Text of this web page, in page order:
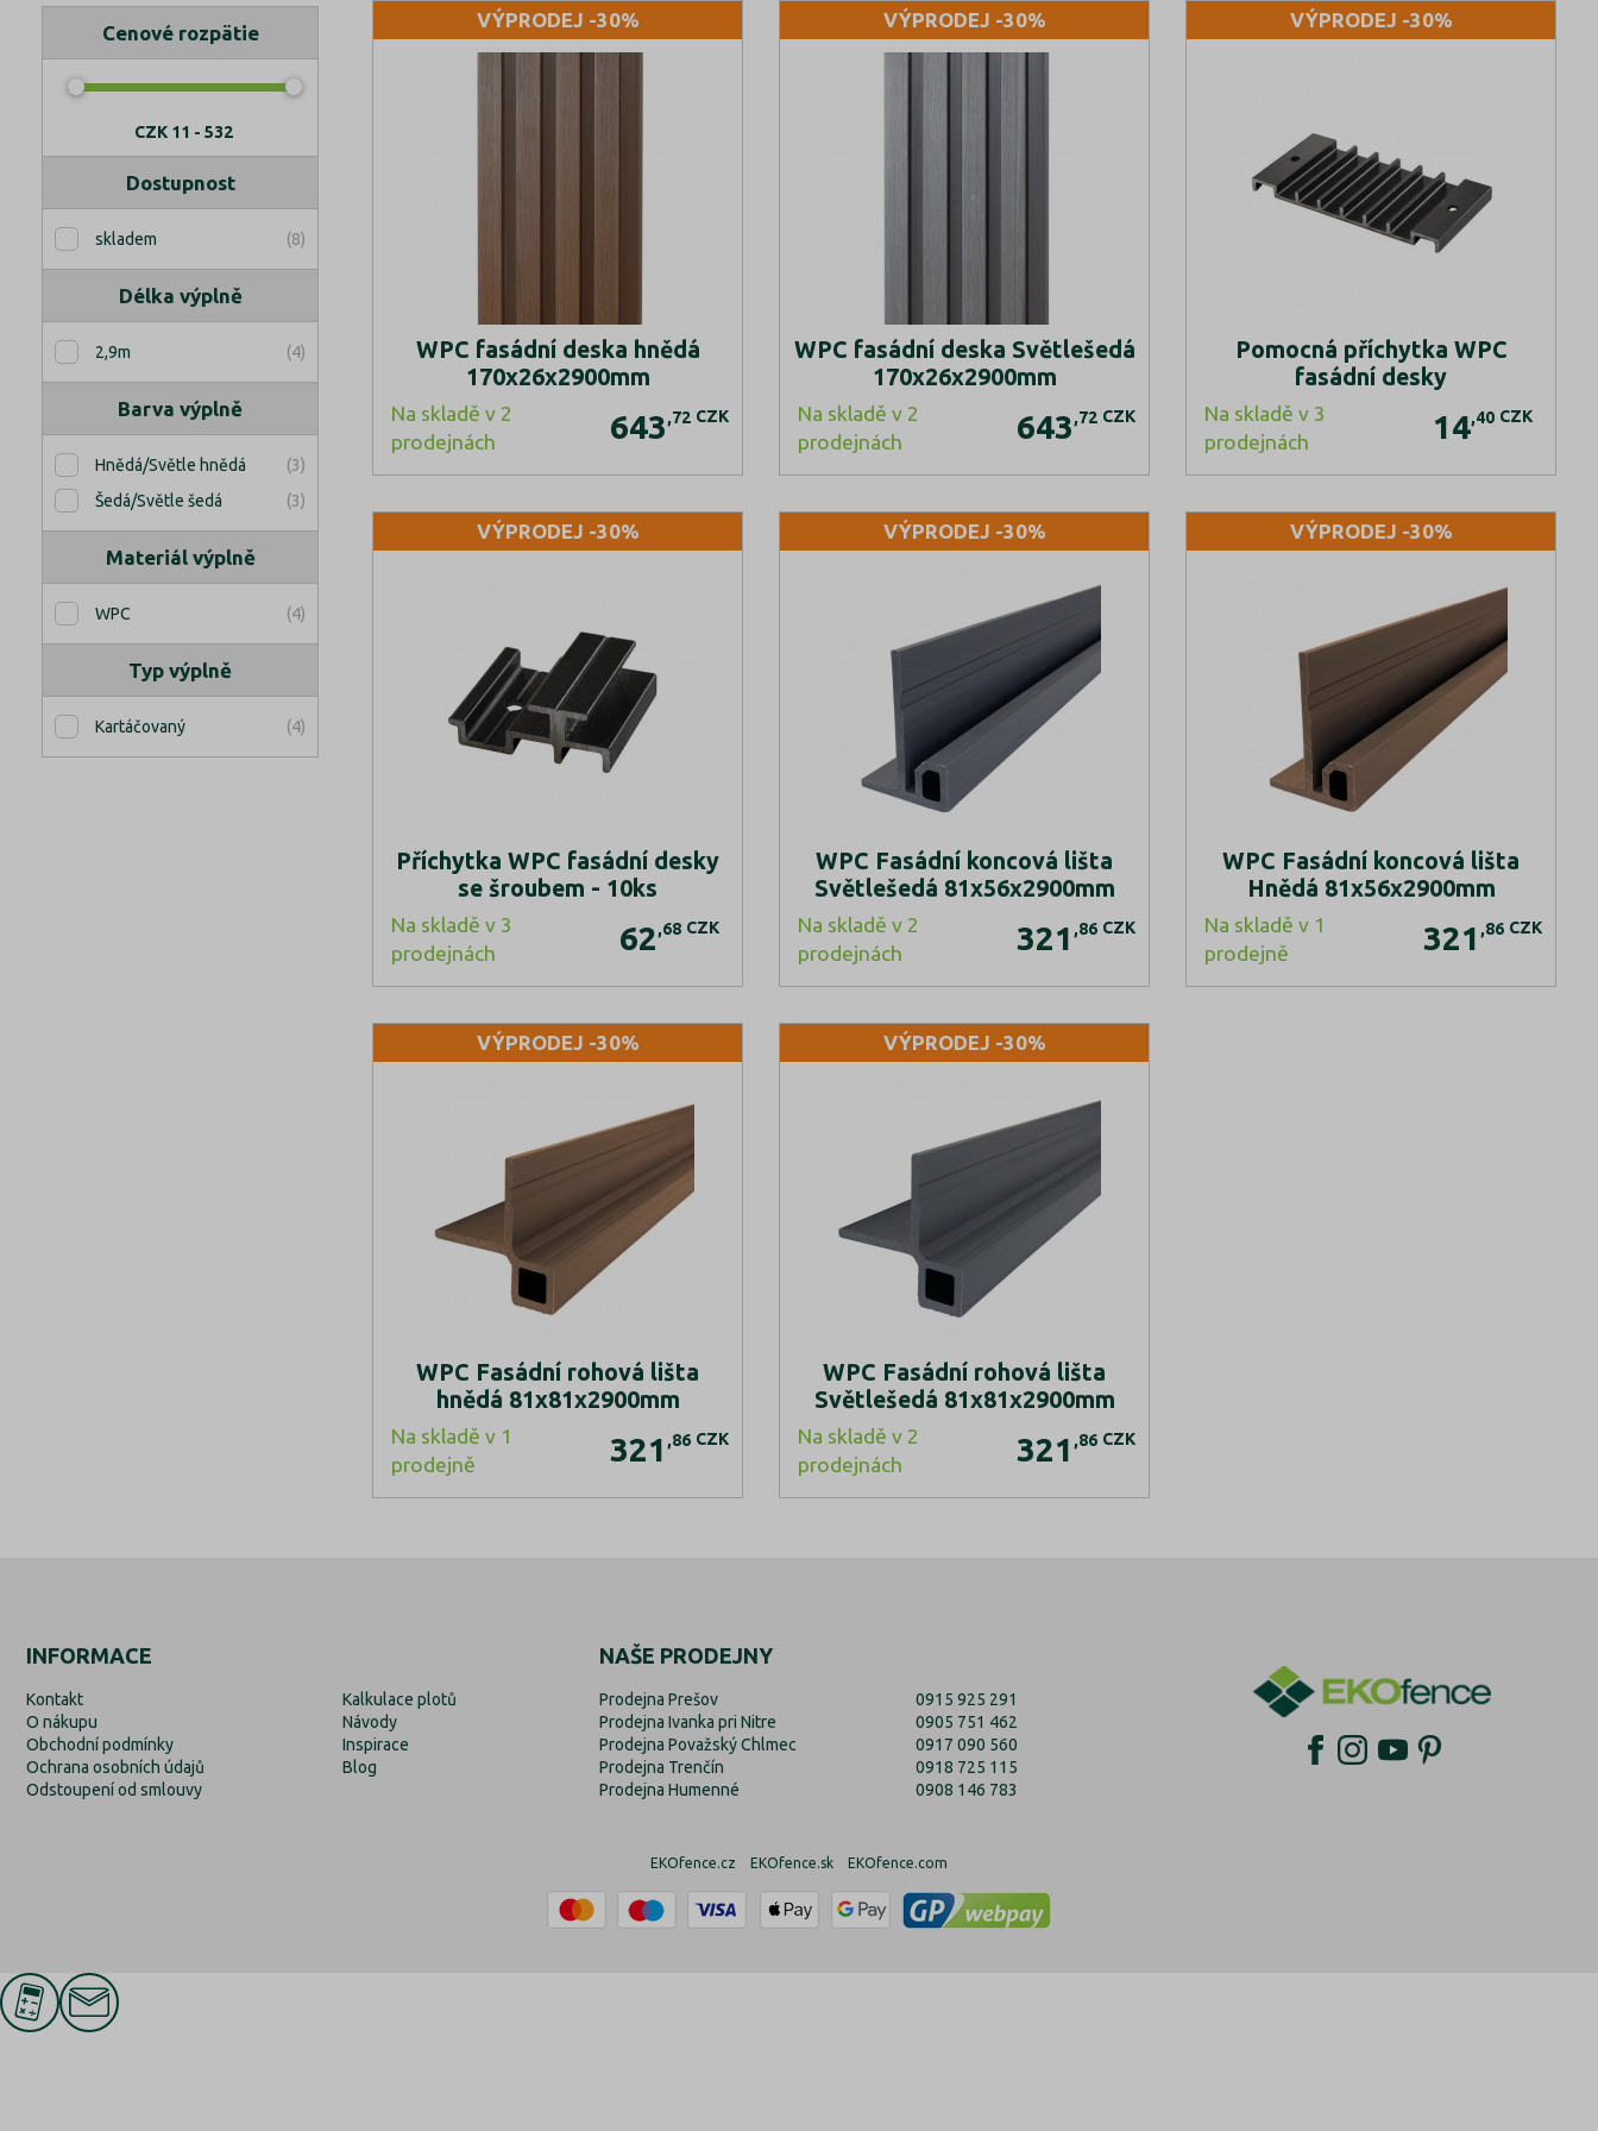
Cenové rozpätie
CZK11 - 532
Dostupnost
skladem (8)
Délka výplně
2,9m (4)
Barva výplně
Hnědá/Světle hnědá
(3)
Šedá/Světle šedá
(3)
Materiál výplně
WPC (4)
Typ výplně
Kartáčovaný (4)
VÝPRODEJ -30%
WPC fasádní deska hnědá
170x26x2900mm
Na skladě v 2
prodejnách
643,72 CZK
VÝPRODEJ -30%
WPC fasádní deska Světlešedá
170x26x2900mm
Na skladě v 2
prodejnách
643,72 CZK
VÝPRODEJ -30%
Pomocná příchytka WPC
fasádní desky
Na skladě v 3
prodejnách
14,40 CZK
VÝPRODEJ -30%
Příchytka WPC fasádní desky
se šroubem - 10ks
Na skladě v 3
prodejnách
62,68 CZK
VÝPRODEJ -30%
WPC Fasádní koncová lišta
Světlešedá 81x56x2900mm
Na skladě v 2
prodejnách
321,86 CZK
VÝPRODEJ -30%
WPC Fasádní koncová lišta
Hnědá 81x56x2900mm
Na skladě v 1
prodejně
321,86 CZK
VÝPRODEJ -30%
WPC Fasádní rohová lišta
hnědá 81x81x2900mm
Na skladě v 1
prodejně
321,86 CZK
VÝPRODEJ -30%
WPC Fasádní rohová lišta
Světlešedá 81x81x2900mm
Na skladě v 2
prodejnách
321,86 CZK
INFORMACE
Kontakt
O nákupu
Obchodní podmínky
Ochrana osobních údajů
Odstoupení od smlouvy
Kalkulace plotů
Návody
Inspirace
Blog
NAŠE PRODEJNY
Prodejna Prešov
Prodejna Ivanka pri Nitre
Prodejna Považský Chlmec
Prodejna Trenčín
Prodejna Humenné
0915 925 291
0905 751 462
0917 090 560
0918 725 115
0908 146 783
EKOfence.cz EKOfence.sk EKOfence.com